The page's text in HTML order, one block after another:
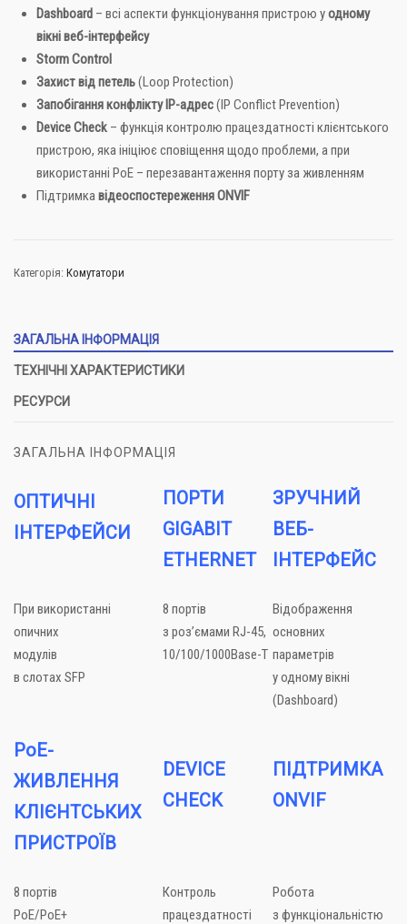
Dashboard – всі аспекти функціонування пристрою уодному
вікні веб-інтерфейсу
Storm Control
Захист від петель(Loop Protection)
Запобігання конфлікту IP-адрес(IP Conflict Prevention)
Device Check – функція контролю працездатності клієнтського
пристрою, яка ініціює сповіщення щодо проблеми, а при
використанні PoE – перезавантаження порту за живленням
Підтримкавідеоспостереження ONVIF
Категорія: Комутатори
ЗАГАЛЬНА ІНФОРМАЦІЯ
ТЕХНІЧНІ ХАРАКТЕРИСТИКИ
РЕСУРСИ
ЗАГАЛЬНА ІНФОРМАЦІЯ
ОПТИЧНІ
ІНТЕРФЕЙСИ
ПОРТИ
GIGABIT
ETHERNET
ЗРУЧНИЙ
ВЕБ-
ІНТЕРФЕЙС
При використанні
опичних
модулів
в слотах SFP
8 портів
з роз’ємами RJ-45,
10/100/1000Base-T
Відображення
основних
параметрів
у одному вікні
(Dashboard)
PoE-
ЖИВЛЕННЯ
КЛІЄНТСЬКИХ
ПРИСТРОЇВ
DEVICE
CHECK
ПІДТРИМКА
ONVIF
8 портів
PoE/PoE+
Контроль
працездатності
Робота
з функціональністю